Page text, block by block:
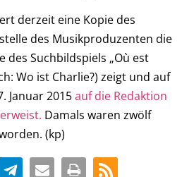
derzeit eine Kopie des
des Musikproduzenten die
des Suchbildspiels „Où est
Wo ist Charlie?) zeigt und auf
Januar 2015auf die Redaktion
Damals waren zwölf
(kp)